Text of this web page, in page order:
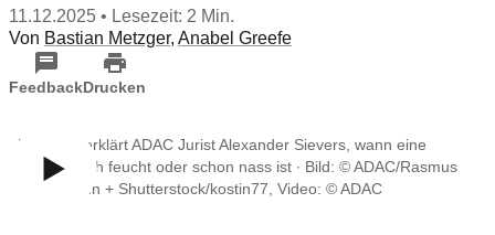
11.12.2025 • Lesezeit: 2 Min.
Von Bastian Metzger, Anabel Greefe
FeedbackDrucken
Im Video erklärt ADAC Jurist Alexander Sievers, wann eine
Straße noch feucht oder schon nass ist ∙ Bild: © ADAC/Rasmus
Kaessmann + Shutterstock/kostin77, Video: © ADAC